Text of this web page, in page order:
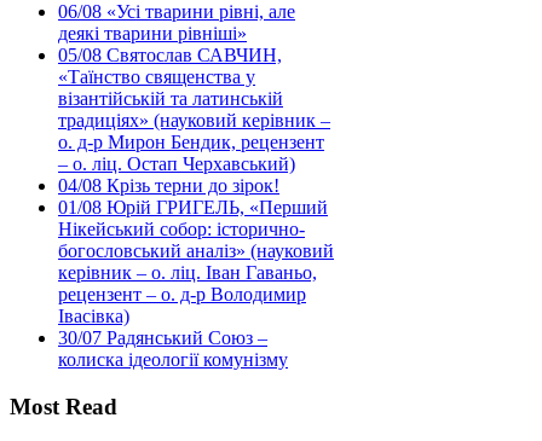
06/08 «Усі тварини рівні, але
деякі тварини рівніші»
05/08 Святослав САВЧИН,
«Таїнство священства у
візантійській та латинській
традиціях» (науковий керівник –
о. д-р Мирон Бендик, рецензент
– о. ліц. Остап Черхавський)
04/08 Крізь терни до зірок!
01/08 Юрій ГРИГЕЛЬ, «Перший
Нікейський собор: історично-
богословський аналіз» (науковий
керівник – о. ліц. Іван Гаваньо,
рецензент – о. д-р Володимир
Івасівка)
30/07 Радянський Союз –
колиска ідеології комунізму
Most Read